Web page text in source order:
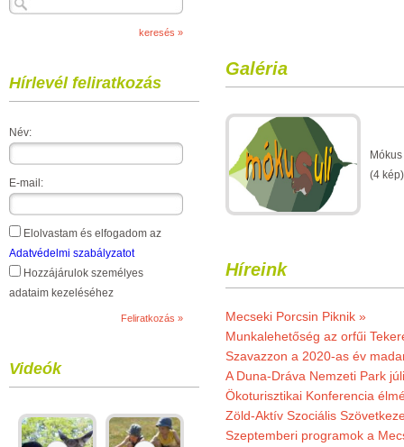
Hírlevél feliratkozás
Név:
E-mail:
Elolvastam és elfogadom az
Adatvédelmi szabályzatot
Hozzájárulok személyes
adataim kezeléséhez
Videók
Galéria
(4 kép)
Híreink
Mecseki Porcsin Piknik »
Munkalehetőség az orfűi
Szavazzon a 2020-as év
A Duna-Dráva Nemzeti Park
Ökoturisztikai Konferencia
Zöld-Aktív Szociális
Szeptemberi programok a